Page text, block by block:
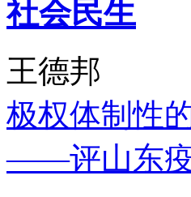
社会民生
王德邦
极权体制性
——评山东